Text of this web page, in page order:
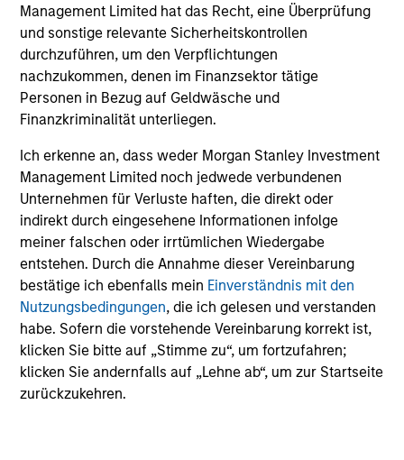
Management Limited hat das Recht, eine Überprüfung
und sonstige relevante Sicherheitskontrollen
durchzuführen, um den Verpflichtungen
nachzukommen, denen im Finanzsektor tätige
Personen in Bezug auf Geldwäsche und
Finanzkriminalität unterliegen.
Ich erkenne an, dass weder Morgan Stanley Investment
Management Limited noch jedwede verbundenen
Unternehmen für Verluste haften, die direkt oder
indirekt durch eingesehene Informationen infolge
meiner falschen oder irrtümlichen Wiedergabe
entstehen. Durch die Annahme dieser Vereinbarung
bestätige ich ebenfalls mein Einverständnis mit den
Nutzungsbedingungen, die ich gelesen und verstanden
habe. Sofern die vorstehende Vereinbarung korrekt ist,
klicken Sie bitte auf „Stimme zu“, um fortzufahren;
klicken Sie andernfalls auf „Lehne ab“, um zur Startseite
zurückzukehren.
Portfolio Managers
Leon Grenyer
Managing Director
Brian S. Ellis, CFA
Managing Director
Vishal Khanduja, CFA
Managing Director